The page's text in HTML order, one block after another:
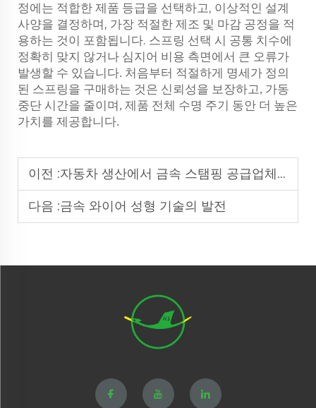
정에는 적합한 제품 등급을 선택하고, 이상적인 설계
사양을 결정하며, 가장 적절한 제조 및 마감 공정을 적
용하는 것이 포함됩니다. 스프링 선택 시 공통 치수에
정확히 맞지 않거나 심지어 비용 측면에서 큰 오류가
발생할 수 있습니다. 처음부터 적절하게 명세가 정의
된 스프링을 구매하는 것은 신뢰성을 보장하고, 가동
중단 시간을 줄이며, 제품 전체 수명 주기 동안 더 높은
가치를 제공합니다.
이전 :자동차 생산에서 금속 스탬핑 공급업체의 역할
다음 :금속 와이어 성형 기술의 발전